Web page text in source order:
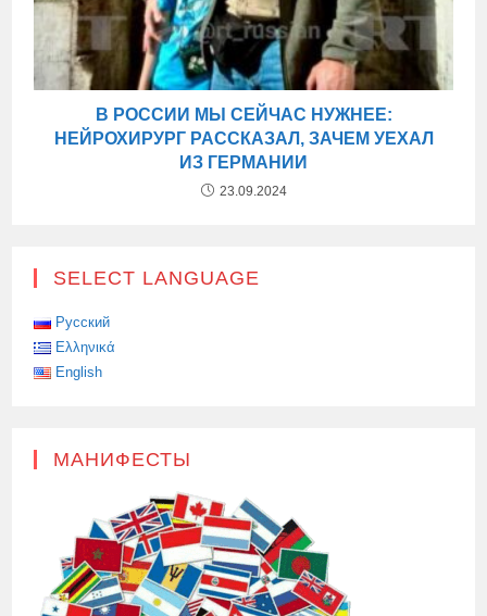
В РОССИИ МЫ СЕЙЧАС НУЖНЕЕ:
НЕЙРОХИРУРГ РАССКАЗАЛ, ЗАЧЕМ УЕХАЛ
ИЗ ГЕРМАНИИ
23.09.2024
SELECT LANGUAGE
Русский
Ελληνικά
English
МАНИФЕСТЫ